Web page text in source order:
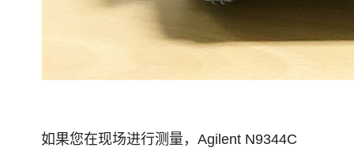
如果您在现场进行测量，Agilent N9344C